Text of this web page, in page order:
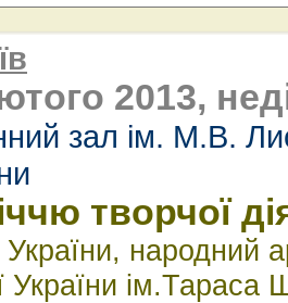
2013,
зал ім. М.В.
творчої
народний
України